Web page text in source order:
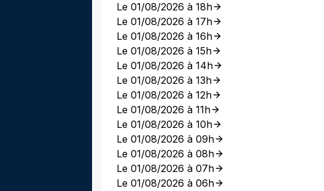
Le 01/08/2026 à 18h
Le 01/08/2026 à 17h
Le 01/08/2026 à 16h
Le 01/08/2026 à 15h
Le 01/08/2026 à 14h
Le 01/08/2026 à 13h
Le 01/08/2026 à 12h
Le 01/08/2026 à 11h
Le 01/08/2026 à 10h
Le 01/08/2026 à 09h
Le 01/08/2026 à 08h
Le 01/08/2026 à 07h
Le 01/08/2026 à 06h